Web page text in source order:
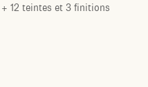
+ 12 teintes et 3 finitions